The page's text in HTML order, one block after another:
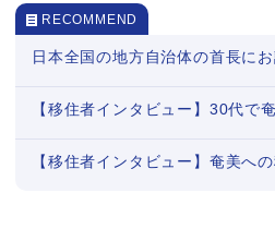
RECOMMEND